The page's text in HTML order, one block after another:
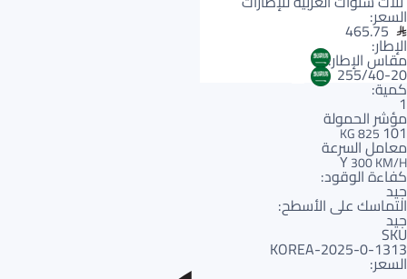
السعر:
465.75
الإطار:
مقاس الإطار:
255/40-20
كمية:
1
مؤشر الحمولة
101
825 KG
معامل السرعة
Y300 KM/H
كفاءة الوقود:
جيد
التماسك على الأسطح:
جيد
SKU
1313-KOREA-2025-0
السعر: